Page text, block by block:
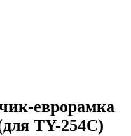
еврорамка
TY-254С)